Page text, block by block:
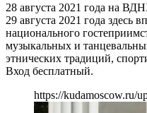
28 августа 2021 года на
29 августа 2021 года здесь
национального
музыкальных и
этнических традиций,
Вход бесплатный.
https://kudamoscow.ru/